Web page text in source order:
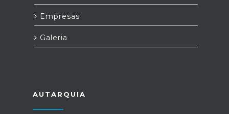
Empresas
Galeria
AUTARQUIA